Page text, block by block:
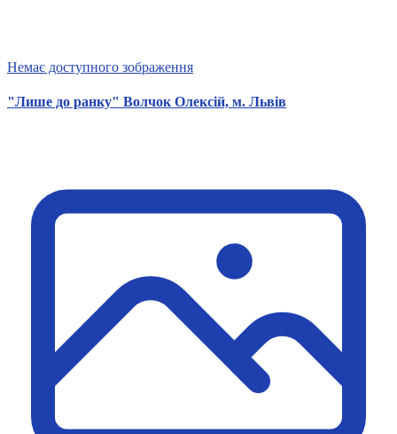
Немає доступного зображення
"Лише до ранку" Волчок Олексій, м. Львів